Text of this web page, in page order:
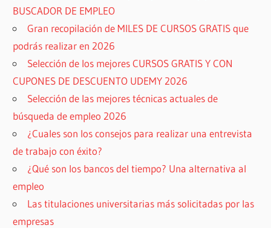
BUSCADOR DE EMPLEO
Gran recopilación de MILES DE CURSOS GRATIS que
podrás realizar en 2026
Selección de los mejores CURSOS GRATIS Y CON
CUPONES DE DESCUENTO UDEMY 2026
Selección de las mejores técnicas actuales de
búsqueda de empleo 2026
¿Cuales son los consejos para realizar una entrevista
de trabajo con éxito?
¿Qué son los bancos del tiempo? Una alternativa al
empleo
Las titulaciones universitarias más solicitadas por las
empresas